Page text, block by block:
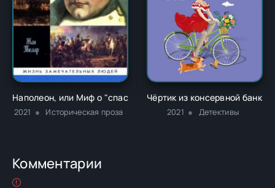
Наполеон, или Миф о "спасителе" - Жан Тюлар
2021 Историческая проза
Чёртик из консервной банки
2021 Детективы
Комментарии